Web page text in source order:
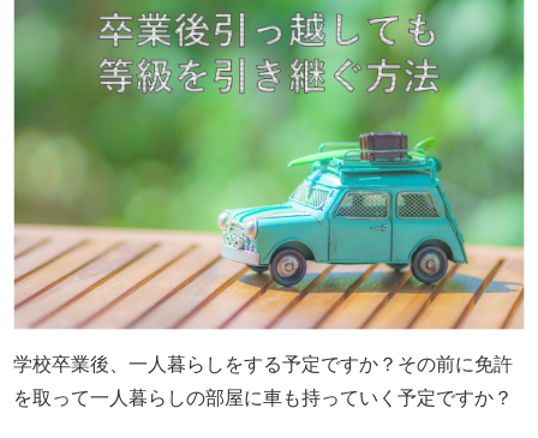
運営者について
運営者：河原あたる
保険代理店に勤める現役の
保険営業マン。
代理店に勤める前は
ペーパードライバー。
保険業界に入るまで
自動車保険の知識は全くなかった。
現在では年間７００件以上の
自動車保険の新規・変更手続き、
年間３００件以上の
自動車事故の対応を行う。
学校卒業後、一人暮らしをする予定ですか？その前に免許
を取って一人暮らしの部屋に車も持っていく予定ですか？